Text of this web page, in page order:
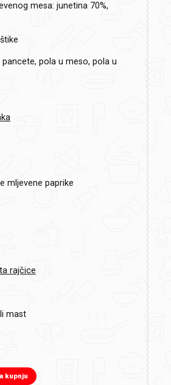
mesa: junetina 70%,
pancete, pola u meso, pola u
mljevene paprike
rajčice
mast
kupnju